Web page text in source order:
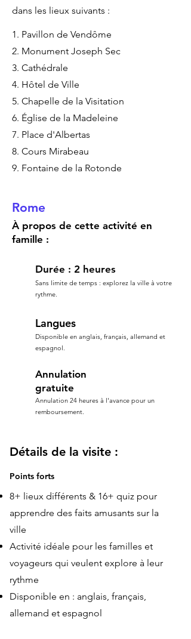
dans les lieux suivants :
1. Pavillon de Vendôme
2. Monument Joseph Sec
3. Cathédrale
4. Hôtel de Ville
5. Chapelle de la Visitation
6. Église de la Madeleine
7. Place d'Albertas
8. Cours Mirabeau
9. Fontaine de la Rotonde
Rome
À propos de cette activité en
famille :
Durée : 2 heures
Sans limite de temps : explorez la ville à votre
rythme.
Langues
Disponible en anglais, français, allemand et
espagnol.
Annulation
gratuite
Annulation 24 heures à l'avance pour un
remboursement.
Détails de la visite :
Points forts
8+ lieux différents & 16+ quiz pour
apprendre des faits amusants sur la
ville
Activité idéale pour les familles et
voyageurs qui veulent explore à leur
rythme
Disponible en : anglais, français,
allemand et espagnol